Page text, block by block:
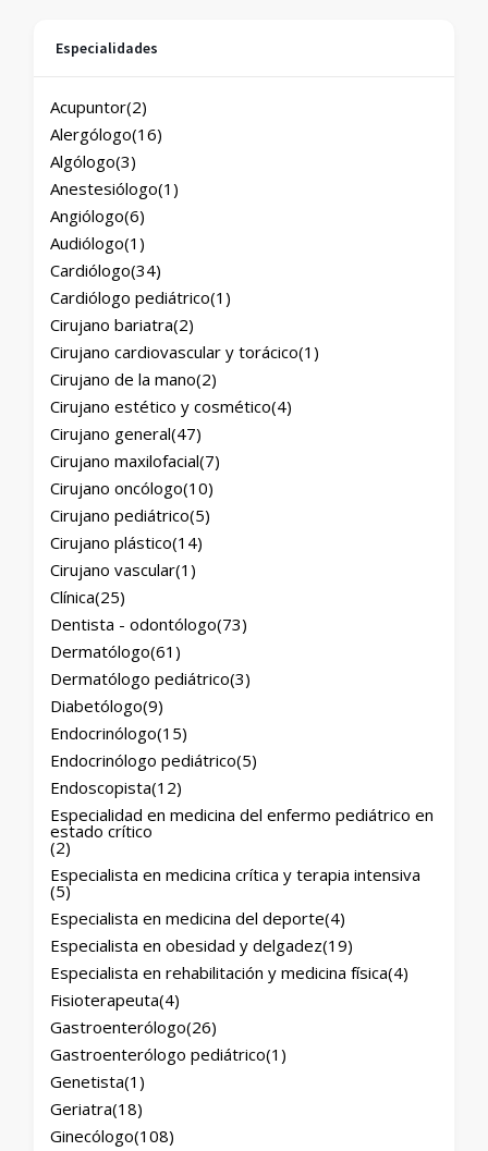
Especialidades
Acupuntor(2)
Alergólogo(16)
Algólogo(3)
Anestesiólogo(1)
Angiólogo(6)
Audiólogo(1)
Cardiólogo(34)
Cardiólogo pediátrico(1)
Cirujano bariatra(2)
Cirujano cardiovascular y torácico(1)
Cirujano de la mano(2)
Cirujano estético y cosmético(4)
Cirujano general(47)
Cirujano maxilofacial(7)
Cirujano oncólogo(10)
Cirujano pediátrico(5)
Cirujano plástico(14)
Cirujano vascular(1)
Clínica(25)
Dentista - odontólogo(73)
Dermatólogo(61)
Dermatólogo pediátrico(3)
Diabetólogo(9)
Endocrinólogo(15)
Endocrinólogo pediátrico(5)
Endoscopista(12)
Especialidad en medicina del enfermo pediátrico en
estado crítico
(2)
Especialista en medicina crítica y terapia intensiva
(5)
Especialista en medicina del deporte(4)
Especialista en obesidad y delgadez(19)
Especialista en rehabilitación y medicina física(4)
Fisioterapeuta(4)
Gastroenterólogo(26)
Gastroenterólogo pediátrico(1)
Genetista(1)
Geriatra(18)
Ginecólogo(108)